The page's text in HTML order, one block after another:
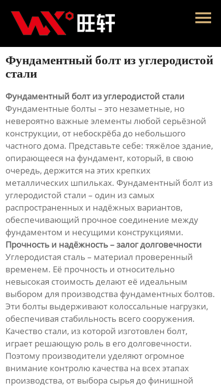
Главная
Продукция
Новости
Контакты
Фундаментный болт из углеродистой
стали
Фундаментный болт из углеродистой стали
Фундаментные болты – это незаметные, но
невероятно важные элементы любой серьёзной
конструкции, от небоскрёба до небольшого
частного дома. Представьте себе: тяжёлое здание,
опирающееся на фундамент, который, в свою
очередь, держится на этих крепких
металлических шпильках. Фундаментный болт из
углеродистой стали – один из самых
распространенных и надёжных вариантов,
обеспечивающий прочное соединение между
фундаментом и несущими конструкциями.
Прочность и надёжность – залог долговечности
Углеродистая сталь – материал проверенный
временем. Её прочность и относительно
невысокая стоимость делают её идеальным
выбором для производства фундаментных болтов.
Эти болты выдерживают колоссальные нагрузки,
обеспечивая стабильность всего сооружения.
Качество стали, из которой изготовлен болт,
играет решающую роль в его долговечности.
Поэтому производители уделяют огромное
внимание контролю качества на всех этапах
производства, от выбора сырья до финишной